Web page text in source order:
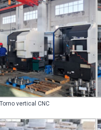
Torno vertical CNC